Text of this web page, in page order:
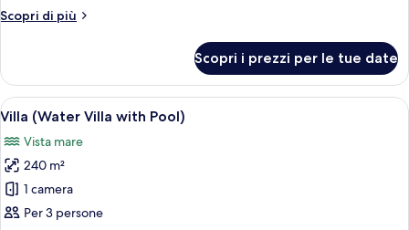
Pool
Villa
Scopri di più
Altri
Pool
Villa
Twin
Scopri i prezzi per le tue date
Apri
tutte
le
foto
per
Villa
Una piscina a sfioro con vista
6
Villa (Water Villa with Pool)
Vista mare
240 m²
1 camera
Per 3 persone